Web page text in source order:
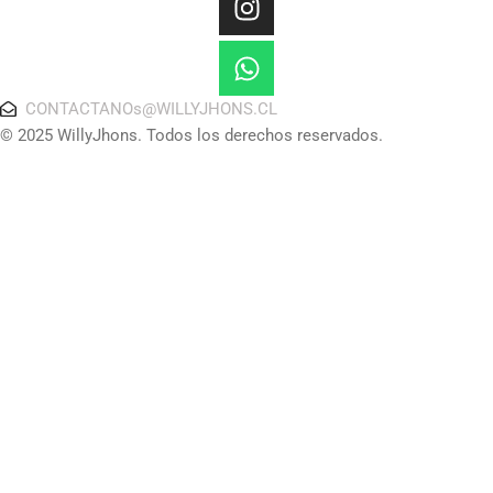
CONTACTANOs@WILLYJHONS.CL
© 2025 WillyJhons. Todos los derechos reservados.